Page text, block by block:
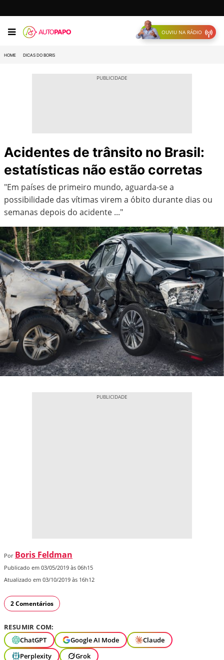
OUVIU NA RÁDIO
HOME DICAS DO BORIS
Acidentes de trânsito no Brasil:
estatísticas não estão corretas
"Em países de primeiro mundo, aguarda-se a
possibilidade das vítimas virem a óbito durante dias ou
semanas depois do acidente ..."
Por Boris Feldman
Publicado em 03/05/2019 às 06h15
Atualizado em 03/10/2019 às 16h12
2 Comentários
RESUMIR COM:
ChatGPT
Google AI Mode
Claude
Perplexity
Grok